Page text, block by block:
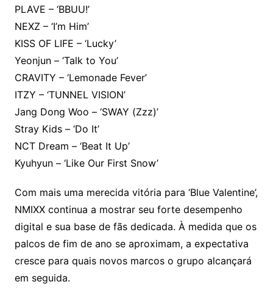
PLAVE – ‘BBUU!’
NEXZ – ‘I’m Him’
KISS OF LIFE – ‘Lucky’
Yeonjun – ‘Talk to You’
CRAVITY – ‘Lemonade Fever’
ITZY – ‘TUNNEL VISION’
Jang Dong Woo – ‘SWAY (Zzz)’
Stray Kids – ‘Do It’
NCT Dream – ‘Beat It Up’
Kyuhyun – ‘Like Our First Snow’
Com mais uma merecida vitória para ‘Blue Valentine’,
NMIXX continua a mostrar seu forte desempenho
digital e sua base de fãs dedicada. À medida que os
palcos de fim de ano se aproximam, a expectativa
cresce para quais novos marcos o grupo alcançará
em seguida.